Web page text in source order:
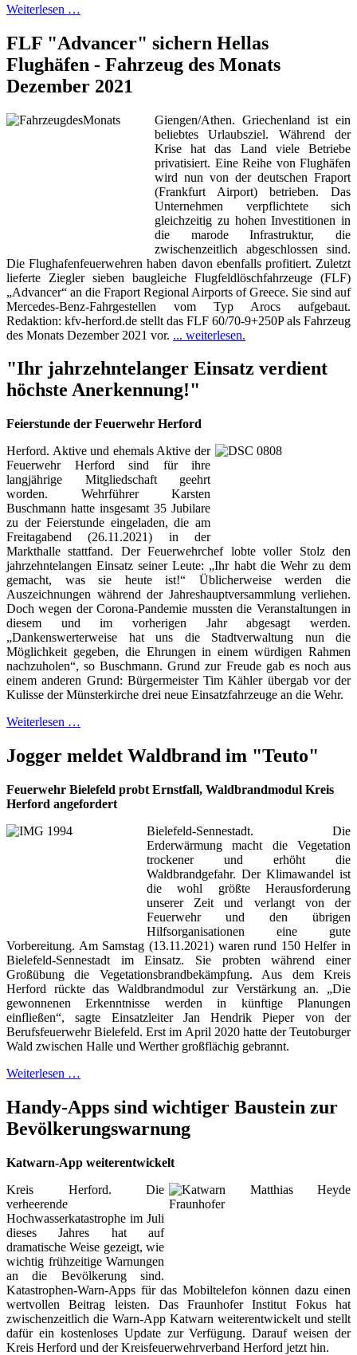
Weiterlesen …
FLF "Advancer" sichern Hellas
Flughäfen - Fahrzeug des Monats
Dezember 2021
Giengen/Athen. Griechenland ist ein
beliebtes Urlaubsziel. Während der
Krise hat das Land viele Betriebe
privatisiert. Eine Reihe von Flughäfen
wird nun von der deutschen Fraport
(Frankfurt Airport) betrieben. Das
Unternehmen verpflichtete sich
gleichzeitig zu hohen Investitionen in
die marode Infrastruktur, die
zwischenzeitlich abgeschlossen sind.
Die Flughafenfeuerwehren haben davon ebenfalls profitiert. Zuletzt
lieferte Ziegler sieben baugleiche Flugfeldlöschfahrzeuge (FLF)
„Advancer“ an die Fraport Regional Airports of Greece. Sie sind auf
Mercedes-Benz-Fahrgestellen vom Typ Arocs aufgebaut.
Redaktion: kfv-herford.de stellt das FLF 60/70-9+250P als Fahrzeug
des Monats Dezember 2021 vor. ... weiterlesen.
"Ihr jahrzehntelanger Einsatz verdient
höchste Anerkennung!"
Feierstunde der Feuerwehr Herford
Herford. Aktive und ehemals Aktive der
Feuerwehr Herford sind für ihre
langjährige Mitgliedschaft geehrt
worden. Wehrführer Karsten
Buschmann hatte insgesamt 35 Jubilare
zu der Feierstunde eingeladen, die am
Freitagabend (26.11.2021) in der
Markthalle stattfand. Der Feuerwehrchef lobte voller Stolz den
jahrzehntelangen Einsatz seiner Leute: „Ihr habt die Wehr zu dem
gemacht, was sie heute ist!“ Üblicherweise werden die
Auszeichnungen während der Jahreshauptversammlung verliehen.
Doch wegen der Corona-Pandemie mussten die Veranstaltungen in
diesem und im vorherigen Jahr abgesagt werden.
„Dankenswerterweise hat uns die Stadtverwaltung nun die
Möglichkeit gegeben, die Ehrungen in einem würdigen Rahmen
nachzuholen“, so Buschmann. Grund zur Freude gab es noch aus
einem anderen Grund: Bürgermeister Tim Kähler übergab vor der
Kulisse der Münsterkirche drei neue Einsatzfahrzeuge an die Wehr.
Weiterlesen …
Jogger meldet Waldbrand im "Teuto"
Feuerwehr Bielefeld probt Ernstfall, Waldbrandmodul Kreis
Herford angefordert
Bielefeld-Sennestadt. Die
Erderwärmung macht die Vegetation
trockener und erhöht die
Waldbrandgefahr. Der Klimawandel ist
die wohl größte Herausforderung
unserer Zeit und verlangt von der
Feuerwehr und den übrigen
Hilfsorganisationen eine gute
Vorbereitung. Am Samstag (13.11.2021) waren rund 150 Helfer in
Bielefeld-Sennestadt im Einsatz. Sie probten während einer
Großübung die Vegetationsbrandbekämpfung. Aus dem Kreis
Herford rückte das Waldbrandmodul zur Verstärkung an. „Die
gewonnenen Erkenntnisse werden in künftige Planungen
einfließen“, sagte Einsatzleiter Jan Hendrik Pieper von der
Berufsfeuerwehr Bielefeld. Erst im April 2020 hatte der Teutoburger
Wald zwischen Halle und Werther großflächig gebrannt.
Weiterlesen …
Handy-Apps sind wichtiger Baustein zur
Bevölkerungswarnung
Katwarn-App weiterentwickelt
Kreis Herford. Die
verheerende
Hochwasserkatastrophe im Juli
dieses Jahres hat auf
dramatische Weise gezeigt, wie
wichtig frühzeitige Warnungen
an die Bevölkerung sind.
Katastrophen-Warn-Apps für das Mobiltelefon können dazu einen
wertvollen Beitrag leisten. Das Fraunhofer Institut Fokus hat
zwischenzeitlich die Warn-App Katwarn weiterentwickelt und stellt
dafür ein kostenloses Update zur Verfügung. Darauf weisen der
Kreis Herford und der Kreisfeuerwehrverband Herford jetzt hin.